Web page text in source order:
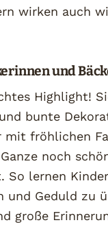
wirken auch
und
Highlight!
bunte
mit fröhlichen
noch
So lernen
und Geduld zu
große